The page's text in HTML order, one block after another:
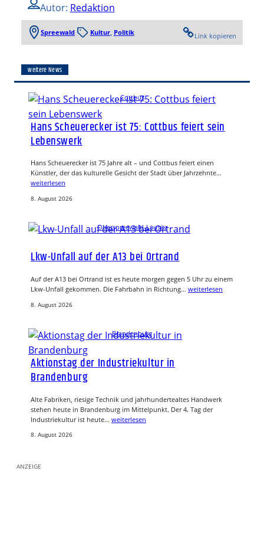
Autor: Redaktion
Spreewald Kultur, Politik Link kopieren
weitere News
Cottbus
Hans Scheuerecker ist 75: Cottbus feiert sein
Lebenswerk
Hans Scheuerecker ist 75 Jahre alt – und Cottbus feiert einen
Künstler, der das kulturelle Gesicht der Stadt über Jahrzehnte…
weiterlesen
8. August 2026
Oberspreewald-Lausitz
Lkw-Unfall auf der A13 bei Ortrand
Auf der A13 bei Ortrand ist es heute morgen gegen 5 Uhr zu einem
Lkw-Unfall gekommen. Die Fahrbahn in Richtung… weiterlesen
8. August 2026
Brandenburg
Aktionstag der Industriekultur in
Brandenburg
Alte Fabriken, riesige Technik und jahrhundertealtes Handwerk
stehen heute in Brandenburg im Mittelpunkt. Der 4. Tag der
Industriekultur ist heute… weiterlesen
8. August 2026